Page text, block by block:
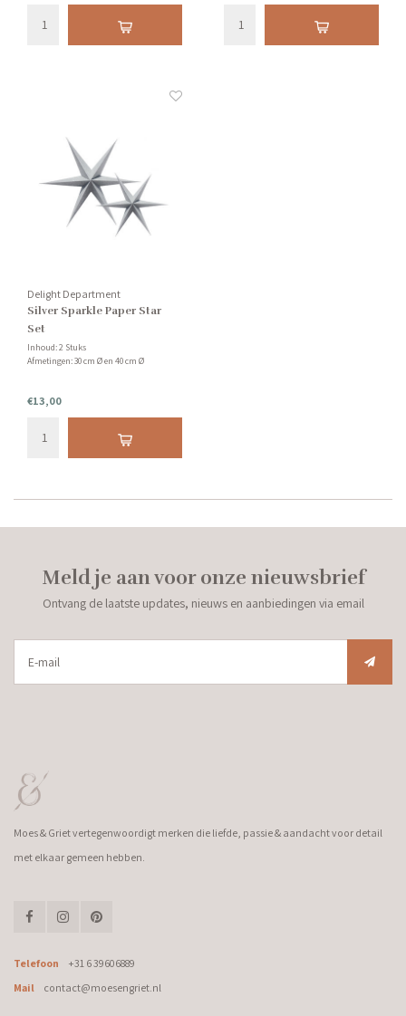
Delight Department
Silver Sparkle Paper Star
Set
Inhoud: 2 Stuks
Afmetingen: 30 cm Ø en 40 cm Ø
€13,00
Meld je aan voor onze nieuwsbrief
Ontvang de laatste updates, nieuws en aanbiedingen via email
Moes & Griet vertegenwoordigt merken die liefde, passie & aandacht voor detail
met elkaar gemeen hebben.
Telefoon
+31 6 39606889
Mail
contact@moesengriet.nl